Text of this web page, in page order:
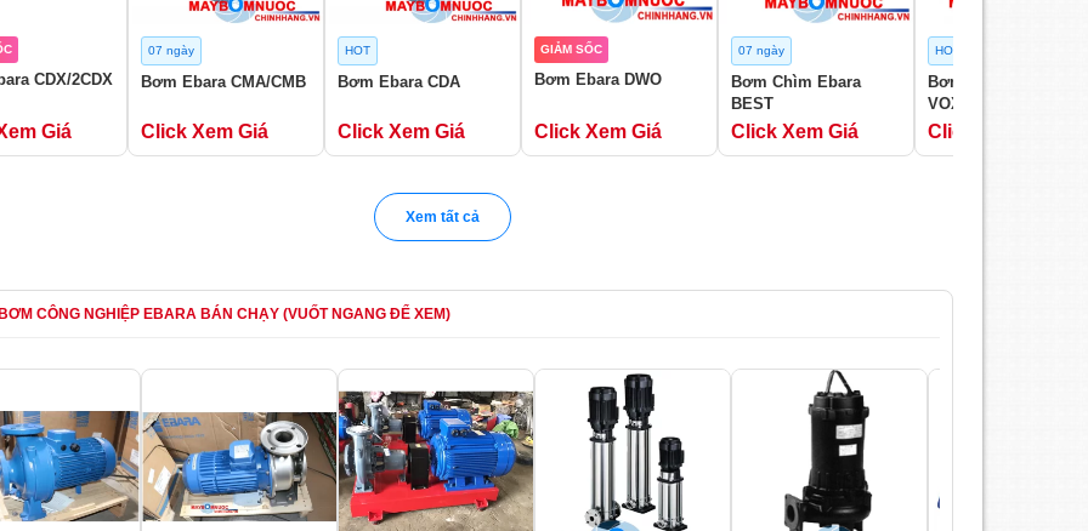
CDX/2CDX
Giá
07 ngày
Bơm Ebara CMA/CMB
Click Xem Giá
HOT
Bơm Ebara CDA
Click Xem Giá
GIẢM SỐC
Bơm Ebara DWO
Click Xem Giá
07 ngày
Bơm Chìm Ebara
BEST
Click Xem Giá
HOT
Bơm Chìm Ebara DW
VOX
Click Xem Giá
Xem tất cả
CÔNG NGHIỆP EBARA BÁN CHẠY (VUỐT NGANG ĐỂ XEM)